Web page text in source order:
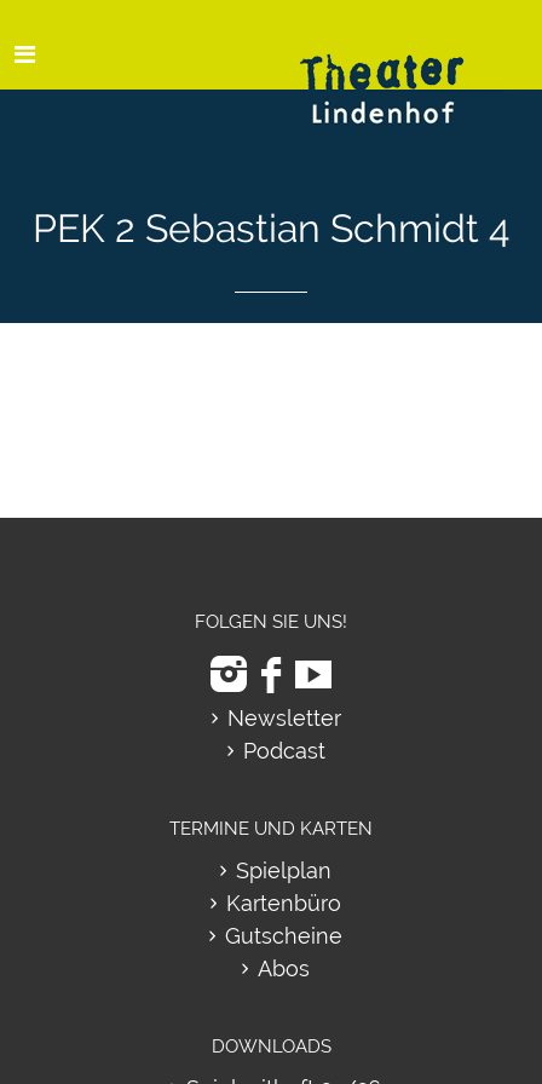
PEK 2 Sebastian Schmidt 4
FOLGEN SIE UNS!
Newsletter
Podcast
TERMINE UND KARTEN
Spielplan
Kartenbüro
Gutscheine
Abos
DOWNLOADS